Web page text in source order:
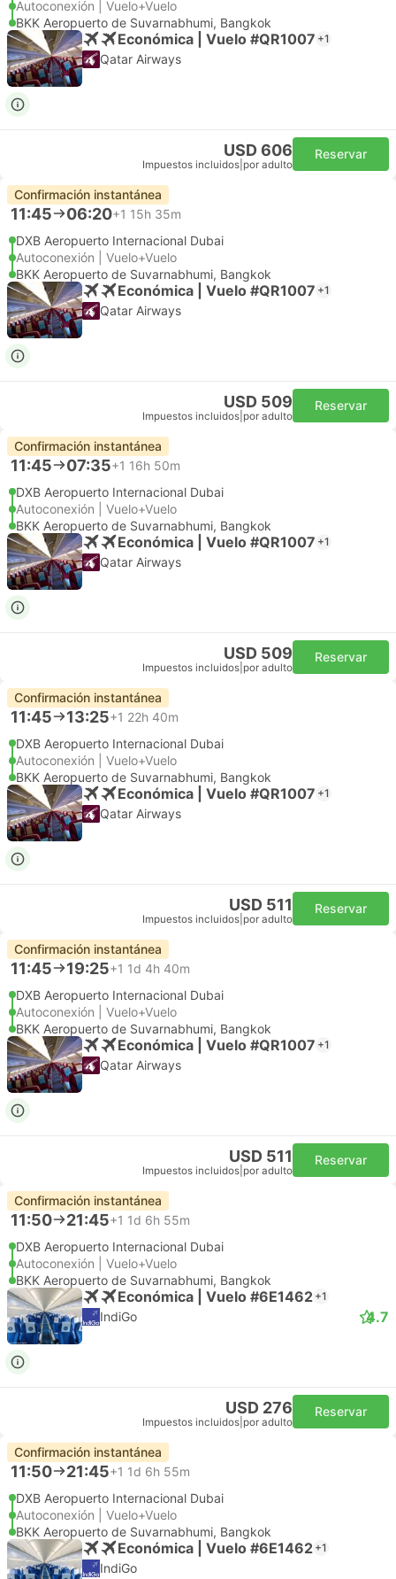
Autoconexión | Vuelo+Vuelo
BKK Aeropuerto de Suvarnabhumi, Bangkok
Económica | Vuelo #QR1007 +1
Qatar Airways
USD 606
Impuestos incluidos por adulto
Reservar
Confirmación instantánea
11:45 06:20+1 15h 35m
DXB Aeropuerto Internacional Dubai
Autoconexión | Vuelo+Vuelo
BKK Aeropuerto de Suvarnabhumi, Bangkok
Económica | Vuelo #QR1007 +1
Qatar Airways
USD 509
Impuestos incluidos por adulto
Reservar
Confirmación instantánea
11:45 07:35+1 16h 50m
DXB Aeropuerto Internacional Dubai
Autoconexión | Vuelo+Vuelo
BKK Aeropuerto de Suvarnabhumi, Bangkok
Económica | Vuelo #QR1007 +1
Qatar Airways
USD 509
Impuestos incluidos por adulto
Reservar
Confirmación instantánea
11:45 13:25+1 22h 40m
DXB Aeropuerto Internacional Dubai
Autoconexión | Vuelo+Vuelo
BKK Aeropuerto de Suvarnabhumi, Bangkok
Económica | Vuelo #QR1007 +1
Qatar Airways
USD 511
Impuestos incluidos por adulto
Reservar
Confirmación instantánea
11:45 19:25+1 1d 4h 40m
DXB Aeropuerto Internacional Dubai
Autoconexión | Vuelo+Vuelo
BKK Aeropuerto de Suvarnabhumi, Bangkok
Económica | Vuelo #QR1007 +1
Qatar Airways
USD 511
Impuestos incluidos por adulto
Reservar
Confirmación instantánea
11:50 21:45+1 1d 6h 55m
DXB Aeropuerto Internacional Dubai
Autoconexión | Vuelo+Vuelo
BKK Aeropuerto de Suvarnabhumi, Bangkok
Económica | Vuelo #6E1462 +1
IndiGo 4.7
USD 276
Impuestos incluidos por adulto
Reservar
Confirmación instantánea
11:50 21:45+1 1d 6h 55m
DXB Aeropuerto Internacional Dubai
Autoconexión | Vuelo+Vuelo
BKK Aeropuerto de Suvarnabhumi, Bangkok
Económica | Vuelo #6E1462 +1
IndiGo